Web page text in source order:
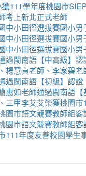
111學年度桃園市
考上新北正式老師
中小田徑選拔賽國小
中小田徑選拔賽國小
中小田徑選拔賽國小
過閩南語【中高級】認
楊慧貞老師、李家碧
過閩南語【初級】認證
惠如老師通過閩南語
三甲李艾艾榮獲桃園
園市語文競賽教師組
園市語文競賽教師組
111年度友善校園學生